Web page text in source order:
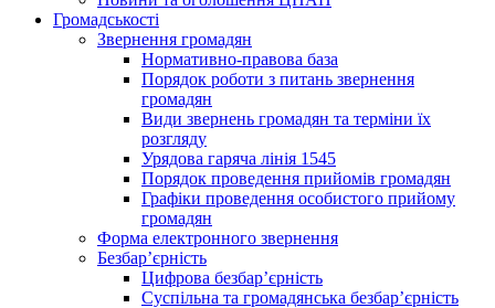
Громадськості
Звернення громадян
Нормативно-правова база
Порядок роботи з питань звернення
громадян
Види звернень громадян та терміни їх
розгляду
Урядова гаряча лінія 1545
Порядок проведення прийомів громадян
Графіки проведення особистого прийому
громадян
Форма електронного звернення
Безбар’єрність
Цифрова безбар’єрність
Суспільна та громадянська безбар’єрність